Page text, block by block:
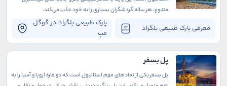
معرفی پارک طبیعی بلگراد
پارک طبیعی بلگراد در گوگل
مپ
متنوع، هر ساله گردشگران بسیاری را به خود جذب می‌کند.
پل بسفر
پل بسفر یکی از نمادهای مهم استانبول است که دو قاره اروپا و آسیا را به